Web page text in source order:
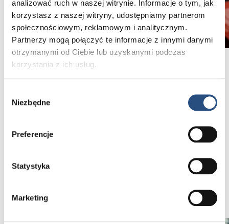
analizować ruch w naszej witrynie. Informacje o tym, jak
korzystasz z naszej witryny, udostępniamy partnerom
społecznościowym, reklamowym i analitycznym.
Partnerzy mogą połączyć te informacje z innymi danymi
otrzymanymi od Ciebie lub uzyskanymi podczas
korzystania z ich usług.
zgody
Niezbędne
Preferencje
Statystyka
Marketing
Wiemy, że przy małych dzieciach często
niełatwo podejmować tak ważne decyzje jak
samochodu. Aby dorośli mogli w spokoju poznać
naszą ofertę, ich dziećmi zaopiekowały się
przygotowane zabawki, klocki i kolorowanki
okazały się doskonałym pomysłem na zabawę,
i wata cukrowa.